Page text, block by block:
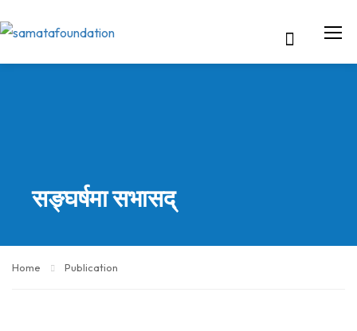
सङ्घर्षमा सभासद्
Home Publication